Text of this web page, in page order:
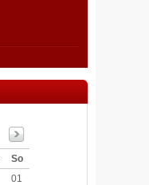
So
01